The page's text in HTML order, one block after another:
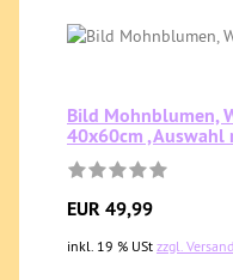
Bild Mohnblumen,
40x60cm ,Auswahl
EUR 49,99
inkl. 19 % USt zzgl.